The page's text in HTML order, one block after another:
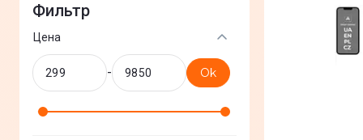
Фильтр
Цена
- Ok